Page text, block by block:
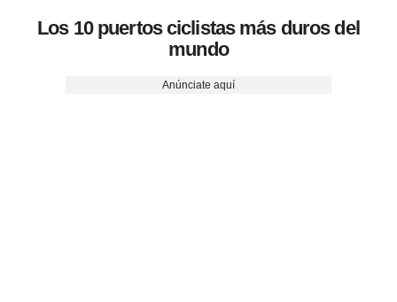
Los 10 puertos ciclistas más duros del
mundo
Anúnciate aquí